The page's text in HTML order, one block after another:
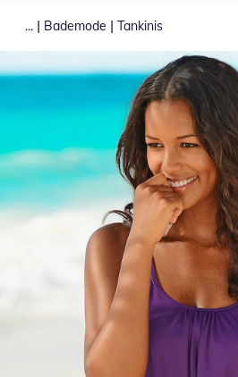
... | Bademode | Tankinis